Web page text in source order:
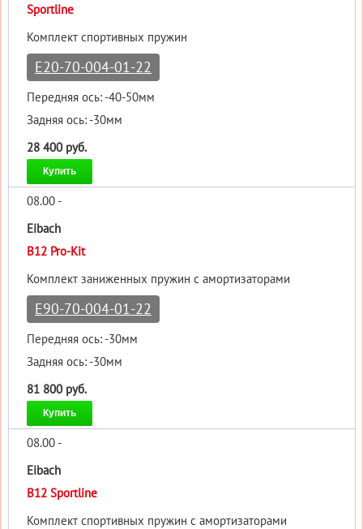
Sportline
Комплект спортивных пружин
E20-70-004-01-22
Передняя ось: -40-50мм
Задняя ось: -30мм
28 400 руб.
Купить
08.00 -
Eibach
B12 Pro-Kit
Комплект заниженных пружин с амортизаторами
E90-70-004-01-22
Передняя ось: -30мм
Задняя ось: -30мм
81 800 руб.
Купить
08.00 -
Eibach
B12 Sportline
Комплект спортивных пружин с амортизаторами